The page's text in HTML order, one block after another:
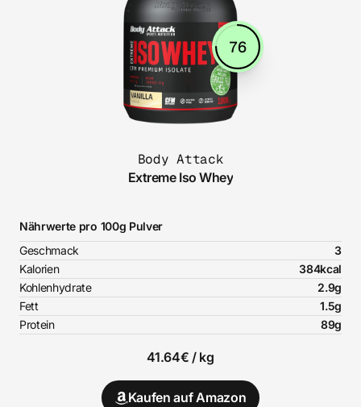
76
Body Attack
Extreme Iso Whey
Nährwerte pro 100g Pulver
Geschmack
3
Kalorien
384kcal
Kohlenhydrate
2.9g
Fett
1.5g
Protein
89g
41.64€ / kg
Kaufen auf Amazon